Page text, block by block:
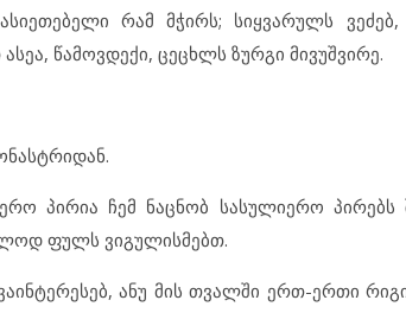
რამ მჭირს; სიყვარულს
წამოვდექი, ცეცხლს ზურგი მივუშვირე.
პირია ჩემ ნაცნობ სასულიერო
ფულს ვიგულისმებთ.
ანუ მის თვალში ერთ-ერთი